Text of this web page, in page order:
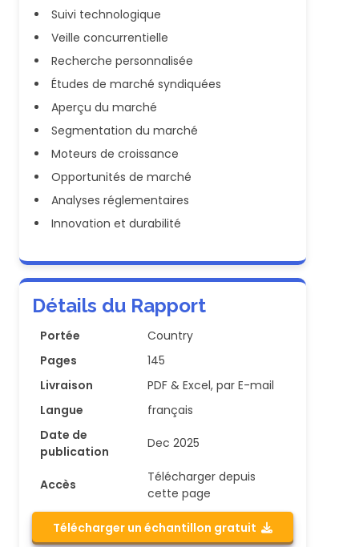
Suivi technologique
Veille concurrentielle
Recherche personnalisée
Études de marché syndiquées
Aperçu du marché
Segmentation du marché
Moteurs de croissance
Opportunités de marché
Analyses réglementaires
Innovation et durabilité
Détails du Rapport
Portée
Country
Pages
145
Livraison
PDF & Excel, par E-mail
Langue
français
Date de
publication
Dec 2025
Accès
Télécharger depuis
cette page
Télécharger un échantillon gratuit